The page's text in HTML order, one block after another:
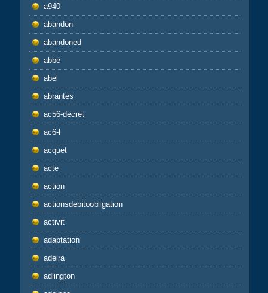
a940
abandon
abandoned
abbé
abel
abrantes
ac56-decret
ac6-l
acquet
acte
action
actionsdebitoobligation
activit
adaptation
adeira
adlington